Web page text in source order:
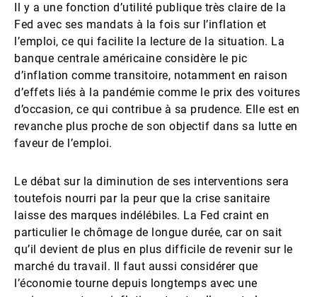
Il y a une fonction d’utilité publique très claire de la
Fed avec ses mandats à la fois sur l’inflation et
l’emploi, ce qui facilite la lecture de la situation. La
banque centrale américaine considère le pic
d’inflation comme transitoire, notamment en raison
d’effets liés à la pandémie comme le prix des voitures
d’occasion, ce qui contribue à sa prudence. Elle est en
revanche plus proche de son objectif dans sa lutte en
faveur de l’emploi.
Le débat sur la diminution de ses interventions sera
toutefois nourri par la peur que la crise sanitaire
laisse des marques indélébiles. La Fed craint en
particulier le chômage de longue durée, car on sait
qu’il devient de plus en plus difficile de revenir sur le
marché du travail. Il faut aussi considérer que
l’économie tourne depuis longtemps avec une